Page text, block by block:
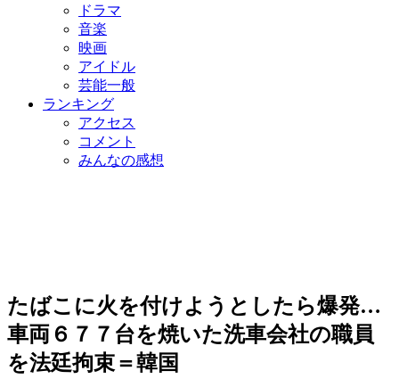
ドラマ
音楽
映画
アイドル
芸能一般
ランキング
アクセス
コメント
みんなの感想
たばこに火を付けようとしたら爆発…
車両６７７台を焼いた洗車会社の職員
を法廷拘束＝韓国